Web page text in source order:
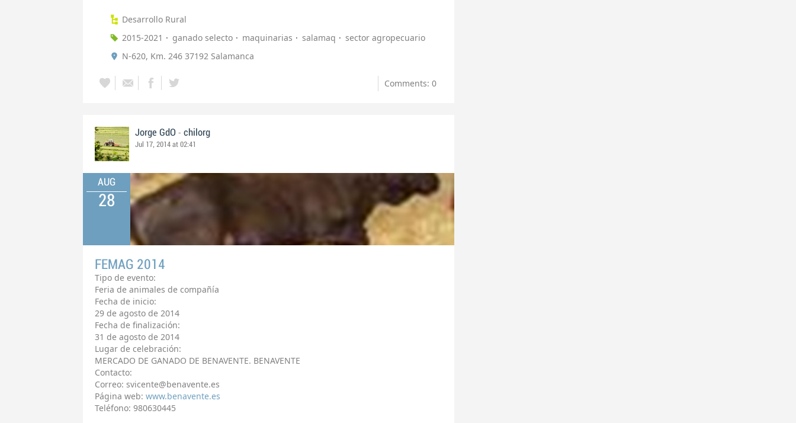
Desarrollo Rural
2015-2021
ganado selecto maquinarias salamaq
sector agropecuario
N-620, Km. 246 37192 Salamanca
Comments: 0
Jorge GdO - chilorg
Jul 17, 2014 at 02:41
AUG
28
FEMAG 2014
Tipo de evento:
Feria de animales de compañía
Fecha de inicio:
29 de agosto de 2014
Fecha de finalización:
31 de agosto de 2014
Lugar de celebración:
MERCADO DE GANADO DE BENAVENTE. BENAVENTE
Contacto:
Correo: svicente@benavente.es
Página web: www.benavente.es
Teléfono: 980630445